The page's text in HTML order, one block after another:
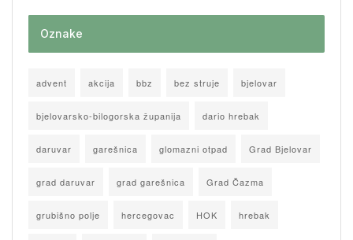
Oznake
advent akcija bbz bez struje bjelovar
bjelovarsko-bilogorska županija dario hrebak
daruvar garešnica glomazni otpad Grad Bjelovar
grad daruvar grad garešnica Grad Čazma
grubišno polje hercegovac HOK hrebak